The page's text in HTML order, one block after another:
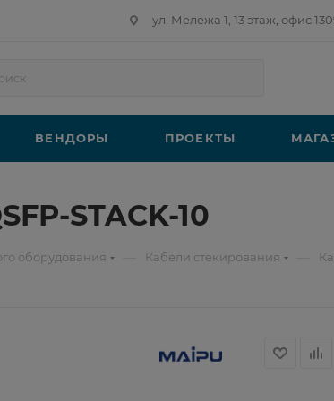
ул. Мележа 1, 13 этаж, офис
ВЕНДОРЫ ПРОЕКТЫ
STACK-10
оборудования Кабели стекирования